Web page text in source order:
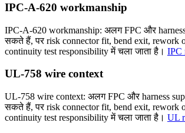
IPC-A-620 workmanship
IPC-A-620 workmanship: अलग FPC और
सकते हैं, पर risk connector fit, bend exit, rework
continuity test responsibility में चला जाता है। IPC
UL-758 wire context
UL-758 wire context: अलग FPC और harness
सकते हैं, पर risk connector fit, bend exit, rework
continuity test responsibility में चला जाता है। UL